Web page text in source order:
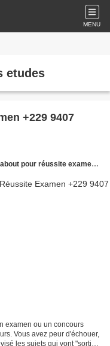
MENU
etudes
+229 9407
marabout aide concours,
examen ou un concours
Vous avez peur d'échouer,
les sujets qui vont "sortir".